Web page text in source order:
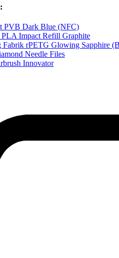
PVB Dark Blue (NFC)
Impact Refill Graphite
Fabrik rPETG Glowing Sapphire
Needle Files
Innovator